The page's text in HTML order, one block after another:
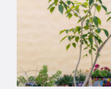
Diplomados y